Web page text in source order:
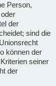
Person,
der
sind die
können der
seiner
der